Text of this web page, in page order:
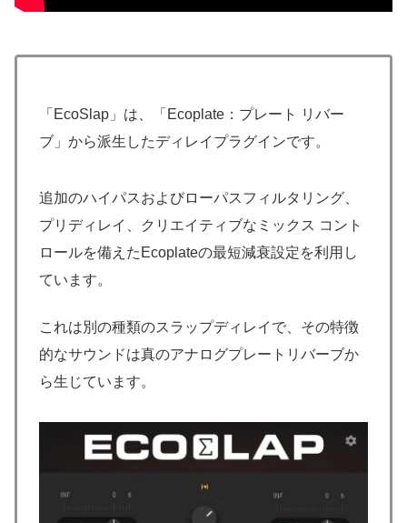
「EcoSlap」は、「Ecoplate：プレート リバー
ブ」から派生したディレイプラグインです。
追加のハイパスおよびローパスフィルタリング、
プリディレイ、クリエイティブなミックス コント
ロールを備えたEcoplateの最短減衰設定を利用し
ています。
これは別の種類のスラップディレイで、その特徴
的なサウンドは真のアナログプレートリバーブか
ら生じています。